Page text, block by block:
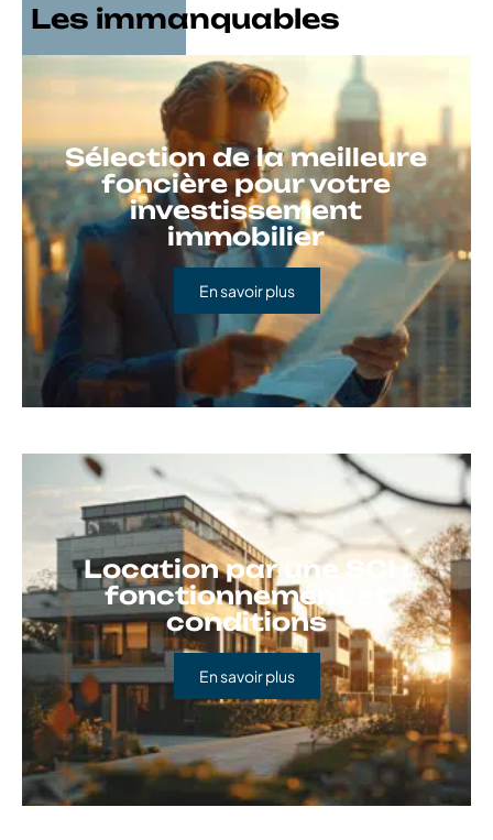
Les immanquables
Sélection de la meilleure
foncière pour votre
investissement
immobilier
En savoir plus
Location par une SCI :
fonctionnement et
conditions
En savoir plus